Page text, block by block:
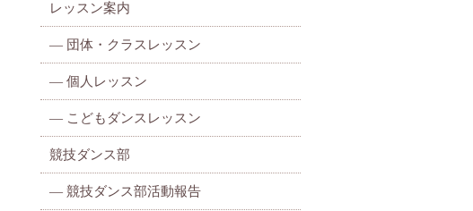
レッスン案内
— 団体・クラスレッスン
— 個人レッスン
— こどもダンスレッスン
競技ダンス部
— 競技ダンス部活動報告